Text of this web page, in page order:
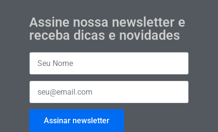
Assine nossa newsletter e
receba dicas e novidades
Assinar newsletter